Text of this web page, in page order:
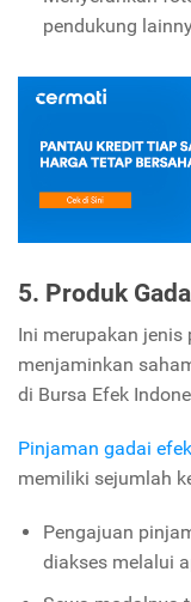
pendukung
5. Produk
Ini merupakan
menjaminkan
di Bursa Efek
Pinjaman gadai efek
memiliki sejumlah
Pengajuan
diakses melalui